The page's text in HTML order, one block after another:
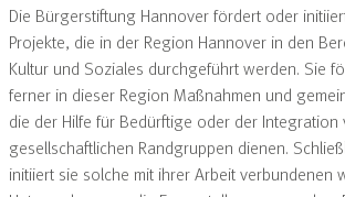
Die Bürgerstiftung Hannover fördert oder
Projekte, die in der Region Hannover in den
Kultur und Soziales durchgeführt werden. Sie
ferner in dieser Region Maßnahmen und
die der Hilfe für Bedürftige oder der Integration
gesellschaftlichen Randgruppen dienen.
initiiert sie solche mit ihrer Arbeit verbundenen